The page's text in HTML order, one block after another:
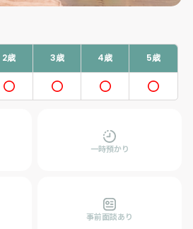
2歳 3歳 4歳 5歳
一時預かり
事前面談あり